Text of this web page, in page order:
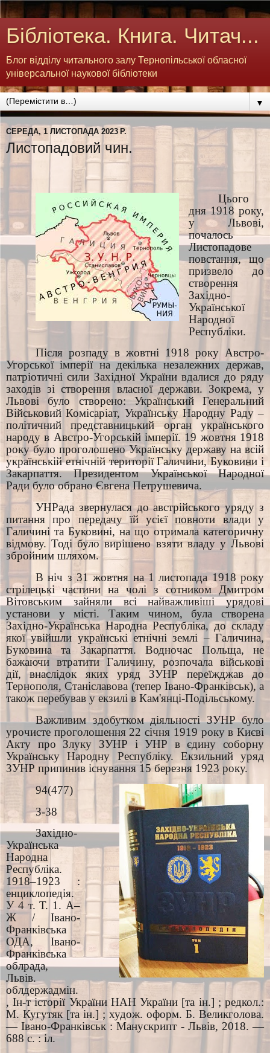
Бібліотека. Книга. Читач...
Блог відділу читального залу Тернопільської обласної
універсальної наукової бібліотеки
▼
СЕРЕДА, 1 ЛИСТОПАДА 2023 Р.
Листопадовий чин.
Цього
дня 1918 року,
у Львові,
почалось
Листопадове
повстання, що
призвело до
створення
Західно-
Української
Народної
Республіки.
Після розпаду в жовтні 1918 року Австро-
Угорської імперії на декілька незалежних держав,
патріотичні сили Західної України вдалися до ряду
заходів зі створення власної держави. Зокрема, у
Львові було створено: Український Генеральний
Військовий Комісаріат, Українську Народну Раду –
політичний представницький орган українського
народу в Австро-Угорській імперії. 19 жовтня 1918
року було проголошено Українську державу на всій
українській етнічній території Галичини, Буковини і
Закарпаття. Президентом Української Народної
Ради було обрано Євгена Петрушевича.
УНРада звернулася до австрійського уряду з
питання про передачу їй усієї повноти влади у
Галичині та Буковині, на що отримала категоричну
відмову. Тоді було вирішено взяти владу у Львові
збройним шляхом.
В ніч з 31 жовтня на 1 листопада 1918 року
стрілецькі частини на чолі з сотником Дмитром
Вітовським зайняли всі найважливіші урядові
установи у місті. Таким чином, була створена
Західно-Українська Народна Республіка, до складу
якої увійшли українські етнічні землі – Галичина,
Буковина та Закарпаття. Водночас Польща, не
бажаючи втратити Галичину, розпочала військові
дії, внаслідок яких уряд ЗУНР переїжджав до
Тернополя, Станіславова (тепер Івано-Франківськ), а
також перебував у екзилі в Кам'янці-Подільському.
Важливим здобутком діяльності ЗУНР було
урочисте проголошення 22 січня 1919 року в Києві
Акту про Злуку ЗУНР і УНР в єдину соборну
Українську Народну Республіку. Екзильний уряд
ЗУНР припинив існування 15 березня 1923 року.
94(477)
З-38
Західно-
Українська
Народна
Республіка.
1918–1923 :
енциклопедія.
У 4 т. Т. 1. А–
Ж / Івано-
Франківська
ОДА, Івано-
Франківська
облрада,
Львів.
облдержадмін.
, Ін-т історії України НАН України [та ін.] ; редкол.:
М. Кугутяк [та ін.] ; худож. оформ. Б. Великголова.
— Івано-Франківськ : Манускрипт - Львів, 2018. —
688 с. : іл.